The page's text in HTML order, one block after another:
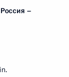
–